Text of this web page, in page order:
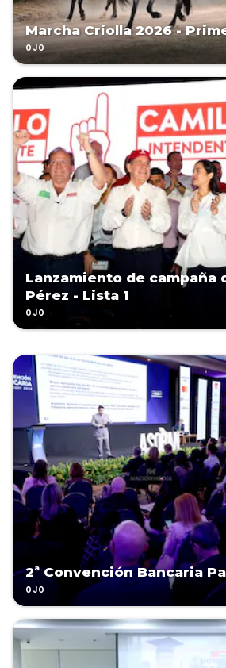
Marcha Criolla 2026 -
OJO
Lanzamiento de campaña
Pérez - Lista 1
OJO
2ª Convención Bancaria
OJO